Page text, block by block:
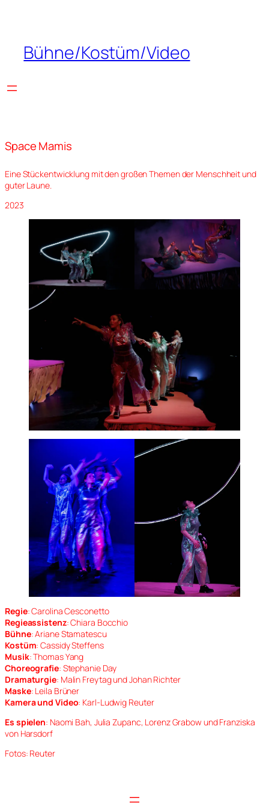
Bühne/Kostüm/Video
Space Mamis
Eine Stückentwicklung mit den großen Themen der Menschheit und
guter Laune.
2023
Regie: Carolina Cesconetto
Regieassistenz: Chiara Bocchio
Bühne: Ariane Stamatescu
Kostüm: Cassidy Steffens
Musik: Thomas Yang
Choreografie: Stephanie Day
Dramaturgie: Malin Freytag und Johan Richter
Maske: Leila Brüner
Kamera und Video: Karl-Ludwig Reuter
Es spielen: Naomi Bah, Julia Zupanc, Lorenz Grabow und Franziska
von Harsdorf
Fotos: Reuter